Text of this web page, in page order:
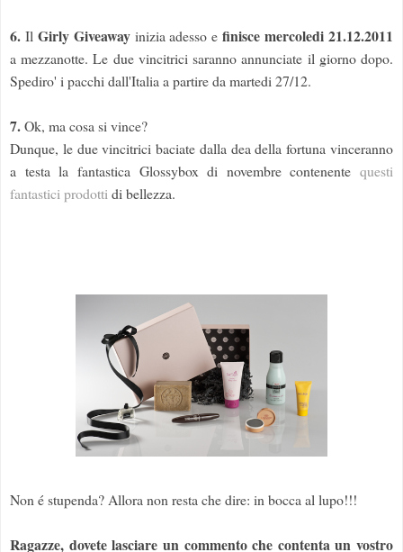
6. Il Girly Giveawayinizia adesso efinisce mercoledi 21.12.2011
a mezzanotte. Le due vincitrici saranno annunciate il giorno dopo.
Spediro' i pacchi dall'Italia a partire da martedi 27/12.
7.Ok, ma cosa si vince?
Dunque, le due vincitrici baciate dalla dea della fortuna vinceranno
a testa la fantastica Glossybox di novembre contenente questi
fantastici prodottidi bellezza.
Non é stupenda? Allora non resta che dire: in bocca al lupo!!!
Ragazze, dovete lasciare un commento che contenta un vostro